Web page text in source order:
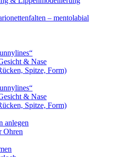
– mentolabial
& Nase
Spitze, Form)
& Nase
Spitze, Form)
anlegen
Ohren